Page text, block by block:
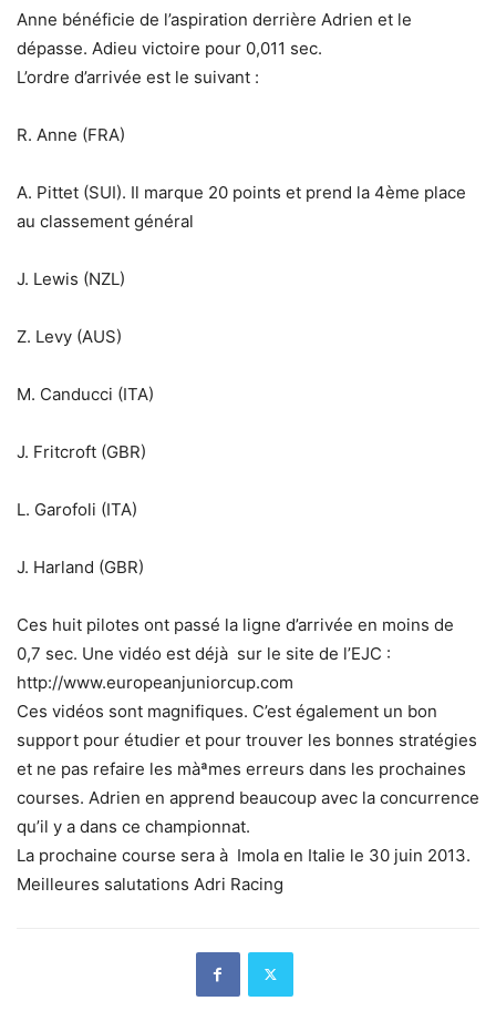
Anne bénéficie de l’aspiration derrière Adrien et le
dépasse. Adieu victoire pour 0,011 sec.
L’ordre d’arrivée est le suivant :
R. Anne (FRA)
A. Pittet (SUI). Il marque 20 points et prend la 4ème place
au classement général
J. Lewis (NZL)
Z. Levy (AUS)
M. Canducci (ITA)
J. Fritcroft (GBR)
L. Garofoli (ITA)
J. Harland (GBR)
Ces huit pilotes ont passé la ligne d’arrivée en moins de
0,7 sec. Une vidéo est déjà sur le site de l’EJC :
http://www.europeanjuniorcup.com
Ces vidéos sont magnifiques. C’est également un bon
support pour étudier et pour trouver les bonnes stratégies
et ne pas refaire les màªmes erreurs dans les prochaines
courses. Adrien en apprend beaucoup avec la concurrence
qu’il y a dans ce championnat.
La prochaine course sera à Imola en Italie le 30 juin 2013.
Meilleures salutations Adri Racing